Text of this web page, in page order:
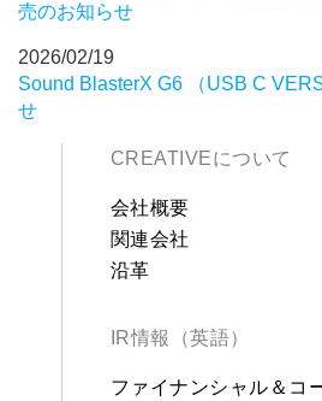
売のお知らせ
2026/02/19
Sound BlasterX G6 （USB C
せ
CREATIVEについて
会社概要
関連会社
沿革
IR情報（英語）
ファイナンシャル＆コ